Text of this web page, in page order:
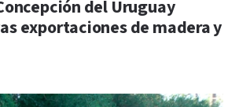
del Uruguay
exportaciones de madera y